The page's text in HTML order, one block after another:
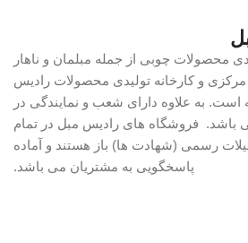
محصولات چوبی از جمله مبلمان و ناهار
و کارخانه تولیدی محصولات رادیس
است. به علاوه دارای شعب و نمایندگی در
باشد. فروشگاه های رادیس مبل در تمام
رسمی (شهادت ها) باز هستند و آماده
پاسخگویی به مشتریان می باشد.